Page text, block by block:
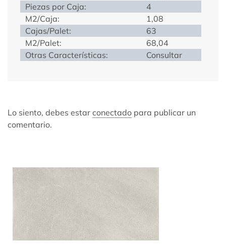
Piezas por Caja:
4
M2/Caja:
1,08
Cajas/Palet:
63
M2/Palet:
68,04
Otras Características:
Consultar
Lo siento, debes estar conectado para publicar un
comentario.